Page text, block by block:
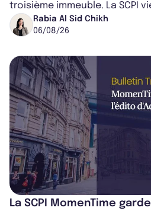
troisième immeuble. La SCPI
dans le centre du pays, un
Rabia Al Sid Chikh
06/08/26
La SCPI MomenTime